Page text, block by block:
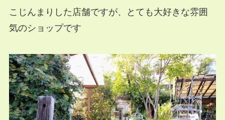
こじんまりした店舗ですが、とても大好きな雰囲
気のショップです